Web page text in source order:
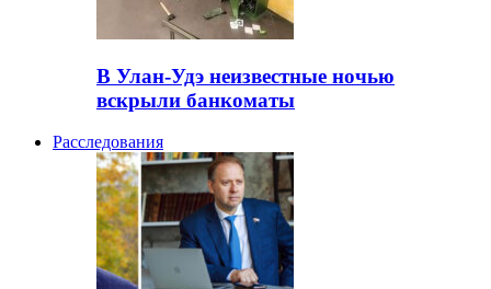
В Улан-Удэ неизвестные ночью
вскрыли банкоматы
Расследования